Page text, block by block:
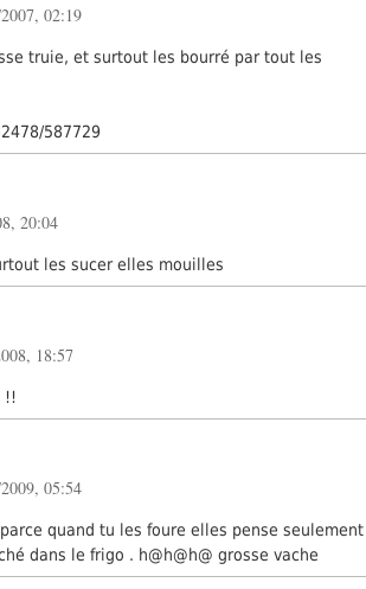
02:19
truie, et surtout les bourré par tout les
587729
20:04
les sucer elles mouilles
18:57
!!
05:54
quand tu les foure elles pense seulement
dans le frigo . h@h@h@ grosse vache